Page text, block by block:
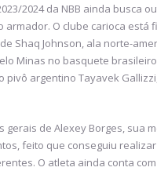
2024 da NBB ainda busca
armador. O clube carioca está
Shaq Johnson, ala norte-
Minas no basquete
pivô argentino Tayavek
gerais de Alexey Borges, sua
feito que conseguiu
O atleta ainda conta